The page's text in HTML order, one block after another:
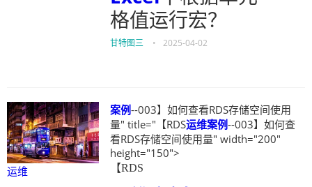
格值运行宏？
甘特图三 • 2025-04-02
运维
案例--003】如何查看RDS存储空间使用
量" title="【RDS运维案例--003】如何查
看RDS存储空间使用量" width="200"
height="150">
【RDS